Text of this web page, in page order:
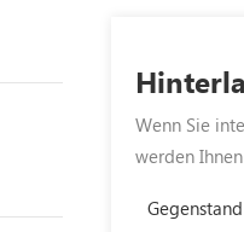
Wenn Sie
werden